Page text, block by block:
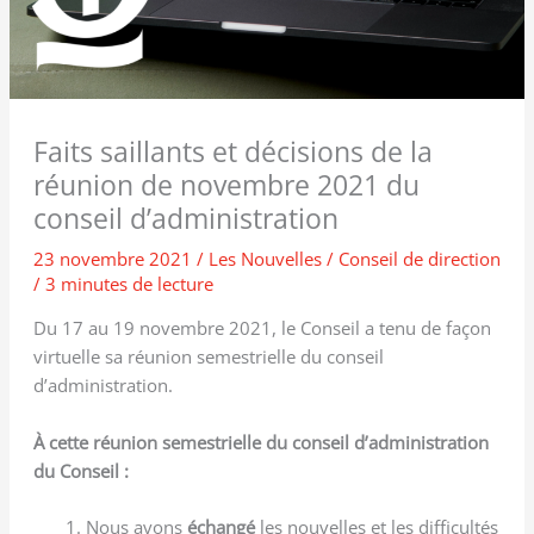
Faits saillants et décisions de la
réunion de novembre 2021 du
conseil d’administration
23 novembre 2021 / Les Nouvelles/ Conseil de direction
/ 3 minutes de lecture
Du 17 au 19 novembre 2021, le Conseil a tenu de façon
virtuelle sa réunion semestrielle du conseil
d’administration.
À cette réunion semestrielle du conseil d’administration
du Conseil :
Nous avons échangé les nouvelles et les difficultés